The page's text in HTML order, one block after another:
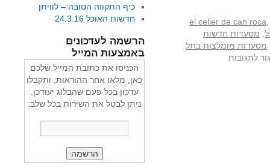
el celler de can roca
מסעדות חדשות
מסעדות מומלצות בתל
לתגובות
כיף התקווה הטובה – לוויתן
חדשות האוכל 24.3.16
הרשמה לעדכונים
באמצעות המייל
הכניסו את כתובת המייל שלכם
כאן, מלאו אחר ההוראות, ותקבלו
עדכון בכל פעם שהבלוג יעודכן.
ניתן לבטל את השירות בכל שלב: